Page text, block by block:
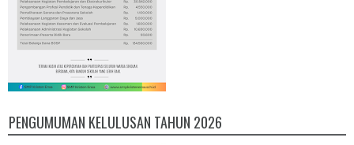
PENGUMUMAN KELULUSAN TAHUN 2026